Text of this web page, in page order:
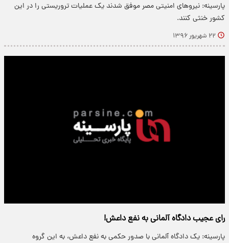
پارسینه: نیروهای امنیتی مصر موفق شدند یک عملیات تروریستی را در این
کشور خنثی کنند.
۲۲ شهریور ۱۳۹۶
رای عجیب دادگاه آلمانی به نفع داعش!
پارسینه: یک دادگاه آلمانی با صدور حکمی به نفع داعش، به این گروه